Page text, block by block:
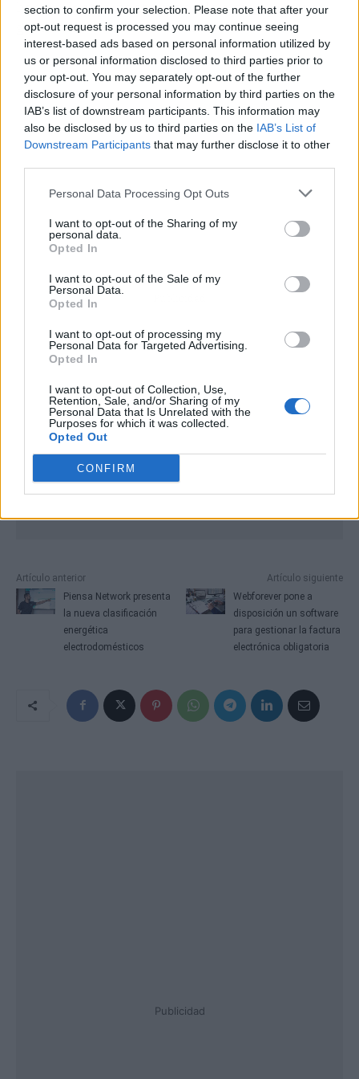
section to confirm your selection. Please note that after your
opt-out request is processed you may continue seeing
interest-based ads based on personal information utilized by
us or personal information disclosed to third parties prior to
your opt-out. You may separately opt-out of the further
disclosure of your personal information by third parties on the
IAB’s list of downstream participants. This information may
also be disclosed by us to third parties on the IAB’s List of
Downstream Participants that may further disclose it to other
Personal Data Processing Opt Outs
I want to opt-out of the Sharing of my
personal data.
Opted In
I want to opt-out of the Sale of my
Personal Data.
Opted In
I want to opt-out of processing my
Personal Data for Targeted Advertising.
Opted In
I want to opt-out of Collection, Use,
Retention, Sale, and/or Sharing of my
Personal Data that Is Unrelated with the
Purposes for which it was collected.
Opted Out
CONFIRM
herramientas, contribuyendo a mejorar su
gestión de recursos humanos.
Artículo anterior
Piensa Network presenta
la nueva clasificación
energética
electrodomésticos
Artículo siguiente
Webforever pone a
disposición un software
para gestionar la factura
electrónica obligatoria
Publicidad